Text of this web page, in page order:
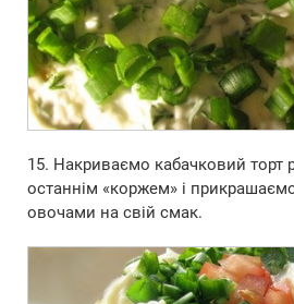
15. Накриваємо кабачковий торт
останнім «коржем» і
овочами на свій смак.